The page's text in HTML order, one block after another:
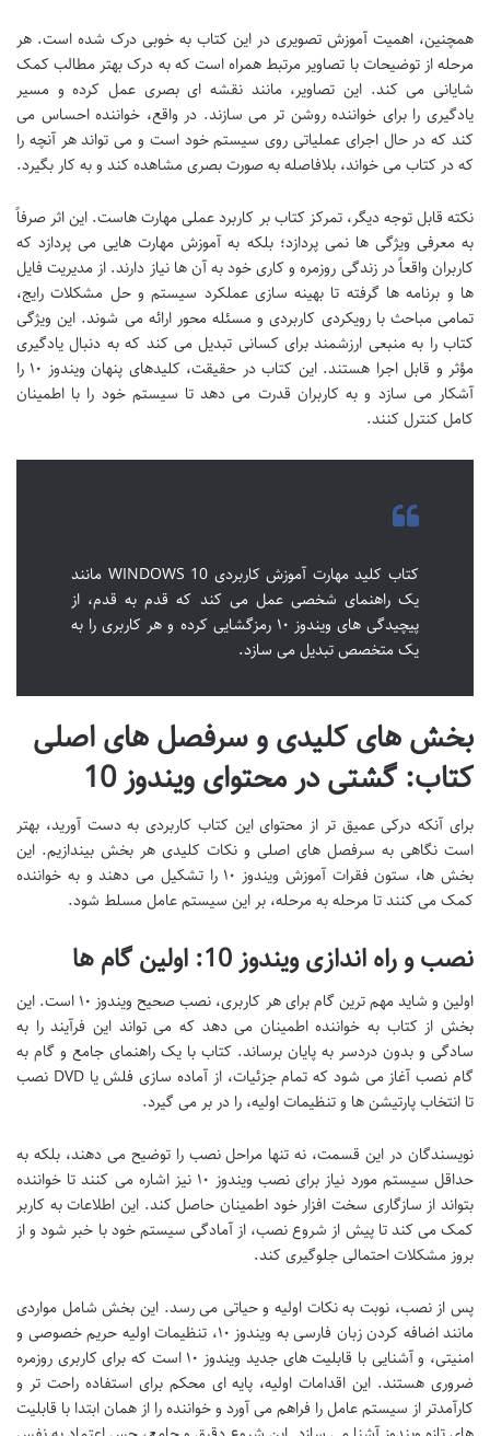
همچنین، اهمیت آموزش تصویری در این کتاب به خوبی درک شده است. هر
مرحله از توضیحات با تصاویر مرتبط همراه است که به درک بهتر مطالب کمک
شایانی می کند. این تصاویر، مانند نقشه ای بصری عمل کرده و مسیر
یادگیری را برای خواننده روشن تر می سازند. در واقع، خواننده احساس می
کند که در حال اجرای عملیاتی روی سیستم خود است و می تواند هر آنچه را
که در کتاب می خواند، بلافاصله به صورت بصری مشاهده کند و به کار بگیرد.
نکته قابل توجه دیگر، تمرکز کتاب بر کاربرد عملی مهارت هاست. این اثر صرفاً
به معرفی ویژگی ها نمی پردازد؛ بلکه به آموزش مهارت هایی می پردازد که
کاربران واقعاً در زندگی روزمره و کاری خود به آن ها نیاز دارند. از مدیریت فایل
ها و برنامه ها گرفته تا بهینه سازی عملکرد سیستم و حل مشکلات رایج،
تمامی مباحث با رویکردی کاربردی و مسئله محور ارائه می شوند. این ویژگی
کتاب را به منبعی ارزشمند برای کسانی تبدیل می کند که به دنبال یادگیری
مؤثر و قابل اجرا هستند. این کتاب در حقیقت، کلیدهای پنهان ویندوز ۱۰ را
آشکار می سازد و به کاربران قدرت می دهد تا سیستم خود را با اطمینان
کامل کنترل کنند.
کتاب کلید مهارت آموزش کاربردی WINDOWS 10 مانند
یک راهنمای شخصی عمل می کند که قدم به قدم، از
پیچیدگی های ویندوز ۱۰ رمزگشایی کرده و هر کاربری را به
یک متخصص تبدیل می سازد.
بخش های کلیدی و سرفصل های اصلی
کتاب: گشتی در محتوای ویندوز 10
برای آنکه درکی عمیق تر از محتوای این کتاب کاربردی به دست آورید، بهتر
است نگاهی به سرفصل های اصلی و نکات کلیدی هر بخش بیندازیم. این
بخش ها، ستون فقرات آموزش ویندوز ۱۰ را تشکیل می دهند و به خواننده
کمک می کنند تا مرحله به مرحله، بر این سیستم عامل مسلط شود.
نصب و راه اندازی ویندوز 10: اولین گام ها
اولین و شاید مهم ترین گام برای هر کاربری، نصب صحیح ویندوز ۱۰ است. این
بخش از کتاب به خواننده اطمینان می دهد که می تواند این فرآیند را به
سادگی و بدون دردسر به پایان برساند. کتاب با یک راهنمای جامع و گام به
گام نصب آغاز می شود که تمام جزئیات، از آماده سازی فلش یا DVD نصب
تا انتخاب پارتیشن ها و تنظیمات اولیه، را در بر می گیرد.
نویسندگان در این قسمت، نه تنها مراحل نصب را توضیح می دهند، بلکه به
حداقل سیستم مورد نیاز برای نصب ویندوز ۱۰ نیز اشاره می کنند تا خواننده
بتواند از سازگاری سخت افزار خود اطمینان حاصل کند. این اطلاعات به کاربر
کمک می کند تا پیش از شروع نصب، از آمادگی سیستم خود با خبر شود و از
بروز مشکلات احتمالی جلوگیری کند.
پس از نصب، نوبت به نکات اولیه و حیاتی می رسد. این بخش شامل مواردی
مانند اضافه کردن زبان فارسی به ویندوز ۱۰، تنظیمات اولیه حریم خصوصی و
امنیتی، و آشنایی با قابلیت های جدید ویندوز ۱۰ است که برای کاربری روزمره
ضروری هستند. این اقدامات اولیه، پایه ای محکم برای استفاده راحت تر و
کارآمدتر از سیستم عامل را فراهم می آورد و خواننده را از همان ابتدا با قابلیت